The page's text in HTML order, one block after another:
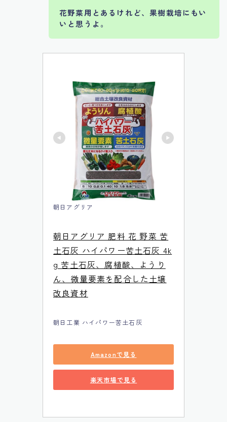
花野菜用とあるけれど、果樹栽培にもい
いと思うよ。
朝日アグリア
朝日アグリア 肥料 花 野菜 苦
土石灰 ハイパワー苦土石灰 4k
g 苦土石灰、腐植酸、ようり
ん、微量要素を配合した土壌
改良資材
朝日工業 ハイパワー苦土石灰
Amazonで見る
楽天市場で見る